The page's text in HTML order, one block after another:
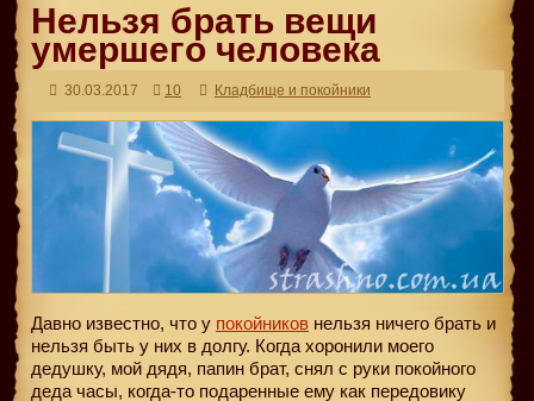
Нельзя брать вещи
умершего человека
30.03.2017 10 Кладбище и покойники
Давно известно, что у покойников нельзя ничего брать и
нельзя быть у них в долгу. Когда хоронили моего
дедушку, мой дядя, папин брат, снял с руки покойного
деда часы, когда-то подаренные ему как передовику